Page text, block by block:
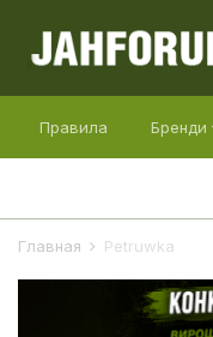
Правила Бренди
Главная Petruwka